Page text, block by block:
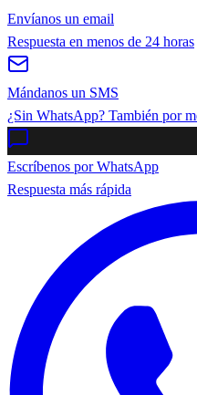
Envíanos un email
Respuesta en menos de 24 horas
Mándanos un SMS
¿Sin WhatsApp? También por
Escríbenos por WhatsApp
Respuesta más rápida